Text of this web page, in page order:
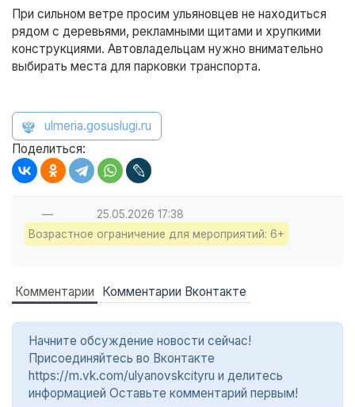
При сильном ветре просим ульяновцев не находиться
рядом с деревьями, рекламными щитами и хрупкими
конструкциями. Автовладельцам нужно внимательно
выбирать места для парковки транспорта.
ulmeria.gosuslugi.ru
Поделиться:
— 25.05.2026 17:38
Возрастное ограничение для мероприятий: 6+
Комментарии Комментарии Вконтакте
Начните обсуждение новости сейчас!
Присоединяйтесь во Вконтакте
https://m.vk.com/ulyanovskcityru и делитесь
информацией Оставьте комментарий первым!